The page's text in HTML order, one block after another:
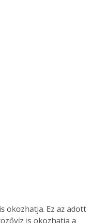
okozhatja. Ez az adott
is okozhatja a